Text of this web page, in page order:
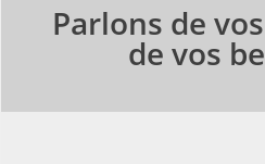
Parlons de
de vos